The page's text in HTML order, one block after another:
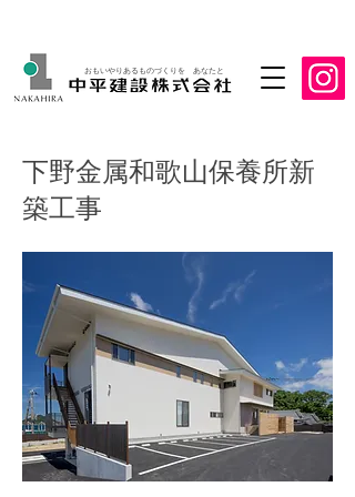
おもいやりあるものづくりを あなたと
下野金属和歌山保養所新
築工事